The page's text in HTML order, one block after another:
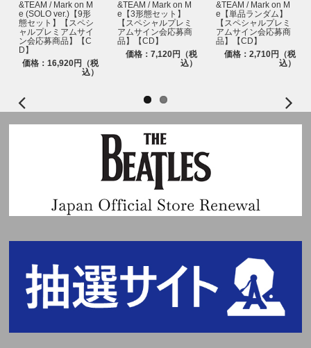
※必ずお一人様につき、1つのメールアドレスをご使用ください。複数の方
が同じメールアドレスを使用されるとchordからのメールが届かなくなりま
す。また、chordエンコードへのログインもできなくなりますので、ご注意
ください。
※同様に必ずお一人様につき、1つのスマートフォン・タブレット(一部機種
を除く)をご使用ください。
※いかなる場合も、当落についてはお問い合わせいただいてもお答えいたし
かねます。あらかじめご了承ください。
当落発表は応募期間内にハイタッチ会応募商品をご購入いただいたお客様を
対象に抽選を行い、chordよりメールにて「当選」および「落選」をお知ら
※chordエンコード(本イベント用当落結果ご確認ページ)からも、当選・落
選をご確認いただけます。
※当選メールは、イベント終了時まで大切に保管してください。
chordが発行する『パスコード(chord発行電子チケット)』を採用しておりま
す。
ご参加にあたり、『パスコード(chord発行電子チケット)』をご提示いただ
けるスマートフォン(タブレット含む)が必要となります。
※スマートフォン・タブレット(一部機種を除く)をお持ちでない方はイベン
&TEAM / Mark on M
e (SOLO ver.)【9形
態セット】【スペシ
ャルプレミアムサイ
ン会応募商品】【C
D】
価格：16,920円（税
込）
&TEAM / Mark on M
e【3形態セット】
【スペシャルプレミ
アムサイン会応募商
品】【CD】
価格：7,120円（税
込）
&TEAM / Mark on M
e【単品ランダム】
【スペシャルプレミ
アムサイン会応募商
品】【CD】
価格：2,710円（税
込）